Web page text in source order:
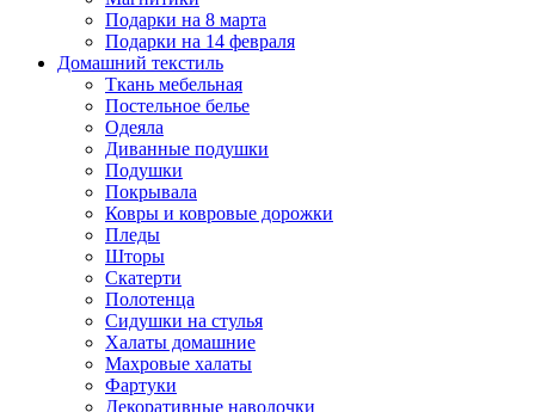
Подарки на 8 марта
Подарки на 14 февраля
Домашний текстиль
Ткань мебельная
Постельное белье
Одеяла
Диванные подушки
Подушки
Покрывала
Ковры и ковровые дорожки
Пледы
Шторы
Скатерти
Полотенца
Сидушки на стулья
Халаты домашние
Махровые халаты
Фартуки
Декоративные наволочки